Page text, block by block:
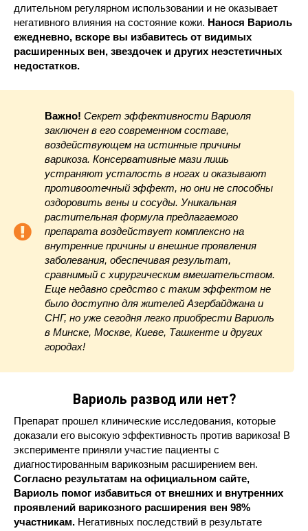
длительном регулярном использовании и не оказывает
негативного влияния на состояние кожи. Нанося Вариоль
ежедневно, вскоре вы избавитесь от видимых
расширенных вен, звездочек и других неэстетичных
недостатков.
Важно! Секрет эффективности Вариоля
заключен в его современном составе,
воздействующем на истинные причины
варикоза. Консервативные мази лишь
устраняют усталость в ногах и оказывают
противоотечный эффект, но они не способны
оздоровить вены и сосуды. Уникальная
растительная формула предлагаемого
препарата воздействует комплексно на
внутренние причины и внешние проявления
заболевания, обеспечивая результат,
сравнимый с хирургическим вмешательством.
Еще недавно средство с таким эффектом не
было доступно для жителей Азербайджана и
СНГ, но уже сегодня легко приобрести Вариоль
в Минске, Москве, Киеве, Ташкенте и других
городах!
Вариоль развод или нет?
Препарат прошел клинические исследования, которые
доказали его высокую эффективность против варикоза! В
эксперименте приняли участие пациенты с
диагностированным варикозным расширением вен.
Согласно результатам на официальном сайте,
Вариоль помог избавиться от внешних и внутренних
проявлений варикозного расширения вен 98%
участникам. Негативных последствий в результате